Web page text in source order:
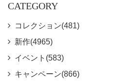
CATEGORY
コレクション(481)
新作(4965)
イベント(583)
キャンペーン(866)